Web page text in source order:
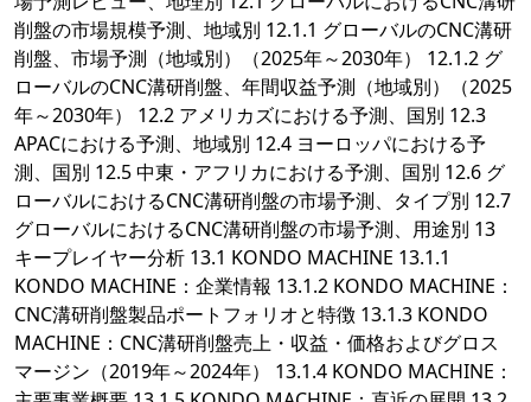
削盤の市場規模予測、地域別 12.1.1 グローバルのCNC溝研
削盤、市場予測（地域別）（2025年～2030年） 12.1.2 グ
ローバルのCNC溝研削盤、年間収益予測（地域別）（2025
年～2030年） 12.2 アメリカズにおける予測、国別 12.3
APACにおける予測、地域別 12.4 ヨーロッパにおける予
測、国別 12.5 中東・アフリカにおける予測、国別 12.6 グ
ローバルにおけるCNC溝研削盤の市場予測、タイプ別 12.7
グローバルにおけるCNC溝研削盤の市場予測、用途別 13
キープレイヤー分析 13.1 KONDO MACHINE 13.1.1
KONDO MACHINE：企業情報 13.1.2 KONDO MACHINE：
CNC溝研削盤製品ポートフォリオと特徴 13.1.3 KONDO
MACHINE：CNC溝研削盤売上・収益・価格およびグロス
マージン（2019年～2024年） 13.1.4 KONDO MACHINE：